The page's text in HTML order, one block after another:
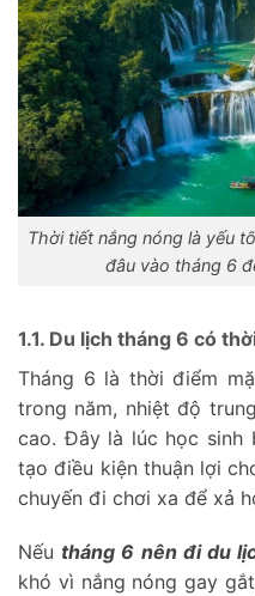
Thời tiết nắng nóng là yếu
đâu vào tháng 6
1.1. Du lịch tháng 6 có
Tháng 6 là thời điểm
trong năm, nhiệt độ
cao. Đây là lúc học sinh
tạo điều kiện thuận lợi
chuyến đi chơi xa để xả
Nếutháng 6 nên đi du
khó vì nắng nóng gay